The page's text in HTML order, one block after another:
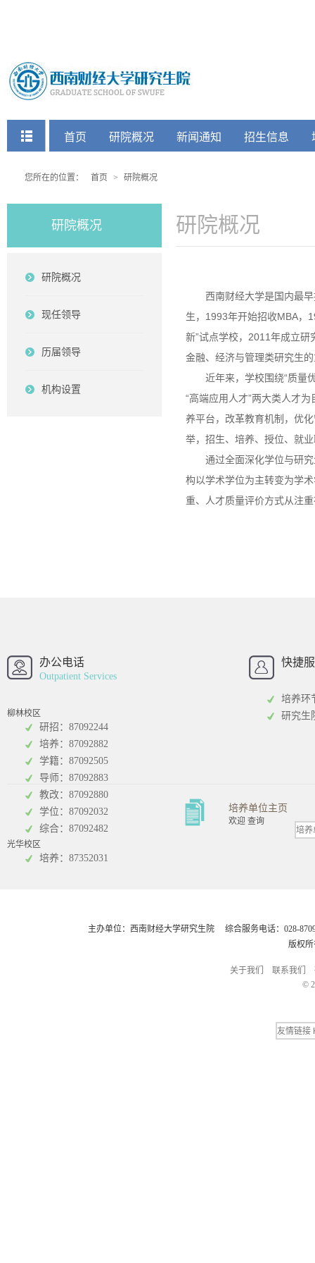
快捷菜单
首页 研院概况 新闻通知 招生信息
您所在的位置： 首页 > 研院概况
研院概况
研院概况
现任领导
历届领导
机构设置
研院概况
西南财经大学是国内最
生，1993年开始招收MBA，
新”试点学校，2011年成立
金融、经济与管理类研究生
近年来，学校围绕“质量
“高端应用人才”两大类人才为
养平台，改革教育机制，优
举，招生、培养、授位、就
通过全面深化学位与研
构以学术学位为主转变为学
重、人才质量评价方式从注
招办
工商管理学院
办公电话
Outpatient Services
柳林校区
研招：87092244
培养：87092882
学籍：87092505
导师：87092883
教改：87092880
学位：87092032
综合：87092482
光华校区
培养：87352031
快捷
培养环
研究生
培养单位主页
欢迎 查询
主办单位：西南财经大学研究生院 综合服务电话：028-
版权
关于我们 联系我们
©